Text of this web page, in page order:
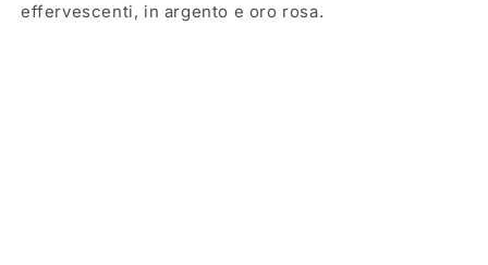
effervescenti, in argento e oro rosa.